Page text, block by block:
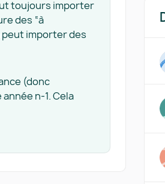
toujours importer
des “à
peut importer des
(donc
n-1. Cela